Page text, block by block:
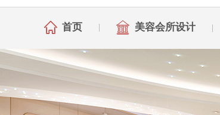
首页 美容会所设计